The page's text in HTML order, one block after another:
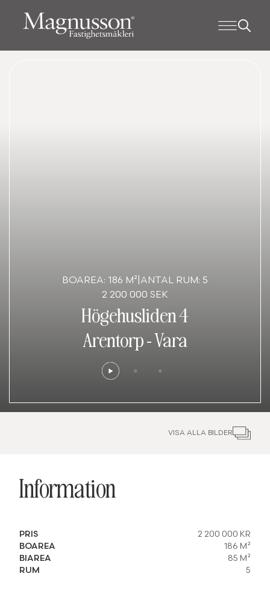
BOAREA: 186 M² ANTAL RUM: 5
2 200 000 SEK
Högehusliden 4
Arentorp-Vara
VISA ALLA BILDER
Information
PRIS
2 200 000 KR
BOAREA
186 M²
BIAREA
85 M²
RUM
5